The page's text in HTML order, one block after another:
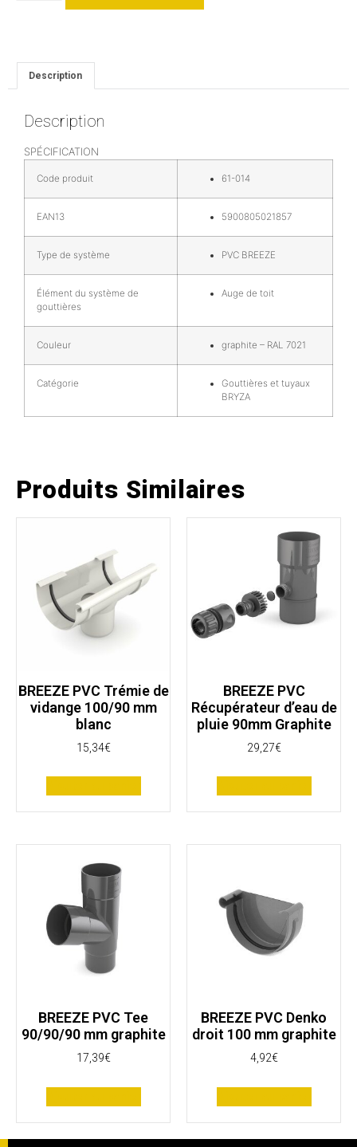
Description
Description
SPÉCIFICATION
Code produit 61-014
EAN13 5900805021857
Type de système PVC BREEZE
Élément du système de
gouttières
Auge de toit
Couleur graphite – RAL 7021
Catégorie
Gouttières et tuyaux
BRYZA
Produits Similaires
BREEZE PVC Trémie de
vidange 100/90 mm
blanc
15,34€
BREEZE PVC
Récupérateur d’eau de
pluie 90mm Graphite
29,27€
BREEZE PVC Tee
90/90/90 mm graphite
17,39€
BREEZE PVC Denko
droit 100 mm graphite
4,92€